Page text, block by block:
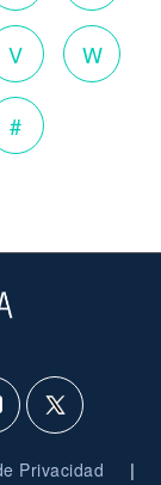
V W
#
Privacidad |